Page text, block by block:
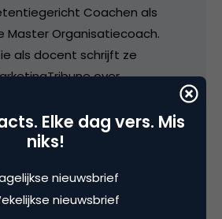
Coachen als
Master Organisatiecoach.
als docent schrijft ze
over
de redactie zit ze in de jury
Vóór het
zij bij interactief reclamebureau
Elke dag vers. Mis
niks!
nieuwsbrief
nieuwsbrief